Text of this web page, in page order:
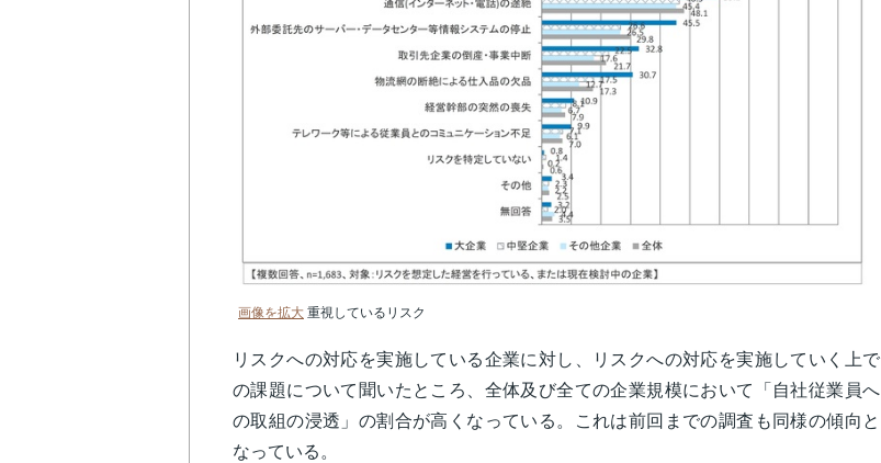
画像を拡大 重視しているリスク
リスクへの対応を実施している企業に対し、リスクへの対応を実施していく上で
の課題について聞いたところ、全体及び全ての企業規模において「自社従業員へ
の取組の浸透」の割合が高くなっている。これは前回までの調査も同様の傾向と
なっている。